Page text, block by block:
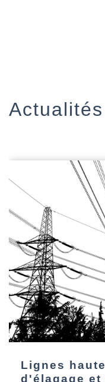
Actualités
Lignes
d'élagage et